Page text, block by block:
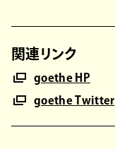
関連リンク
goethe HP
goethe Twitter